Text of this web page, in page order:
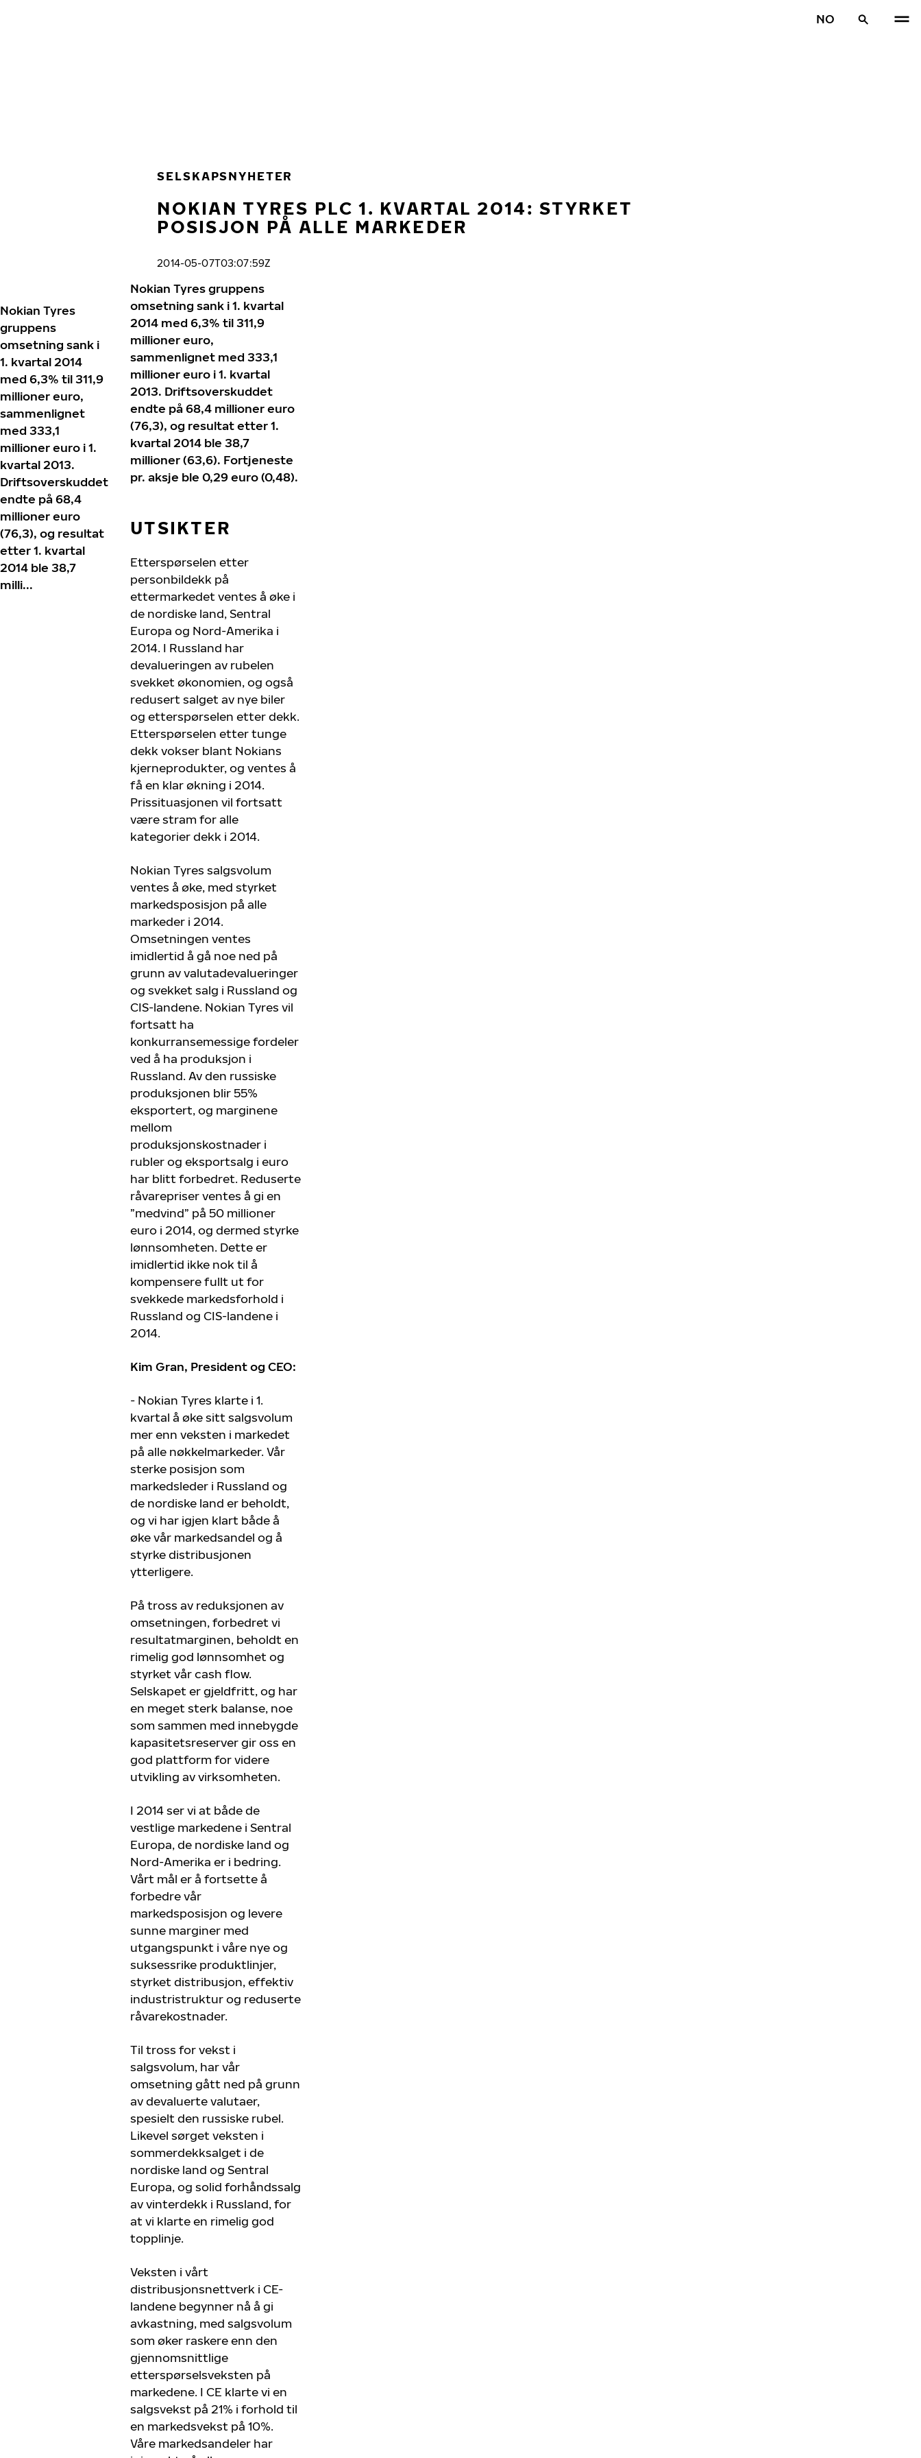
NO
SELSKAPSNYHETER
NOKIAN TYRES PLC 1. KVARTAL 2014: STYRKET
POSISJON PÅ ALLE MARKEDER
2014-05-07T03:07:59Z
Nokian Tyres
gruppens
omsetning sank i
1. kvartal 2014
med 6,3% til 311,9
millioner euro,
sammenlignet
med 333,1
millioner euro i 1.
kvartal 2013.
Driftsoverskuddet
endte på 68,4
millioner euro
(76,3), og resultat
etter 1. kvartal
2014 ble 38,7
milli...
Nokian Tyres gruppens
omsetning sank i 1. kvartal
2014 med 6,3% til 311,9
millioner euro,
sammenlignet med 333,1
millioner euro i 1. kvartal
2013. Driftsoverskuddet
endte på 68,4 millioner euro
(76,3), og resultat etter 1.
kvartal 2014 ble 38,7
millioner (63,6). Fortjeneste
pr. aksje ble 0,29 euro (0,48).
UTSIKTER
Etterspørselen etter
personbildekk på
ettermarkedet ventes å øke i
de nordiske land, Sentral
Europa og Nord-Amerika i
2014. I Russland har
devalueringen av rubelen
svekket økonomien, og også
redusert salget av nye biler
og etterspørselen etter dekk.
Etterspørselen etter tunge
dekk vokser blant Nokians
kjerneprodukter, og ventes å
få en klar økning i 2014.
Prissituasjonen vil fortsatt
være stram for alle
kategorier dekk i 2014.
Nokian Tyres salgsvolum
ventes å øke, med styrket
markedsposisjon på alle
markeder i 2014.
Omsetningen ventes
imidlertid å gå noe ned på
grunn av valutadevalueringer
og svekket salg i Russland og
CIS-landene. Nokian Tyres vil
fortsatt ha
konkurransemessige fordeler
ved å ha produksjon i
Russland. Av den russiske
produksjonen blir 55%
eksportert, og marginene
mellom
produksjonskostnader i
rubler og eksportsalg i euro
har blitt forbedret. Reduserte
råvarepriser ventes å gi en
”medvind” på 50 millioner
euro i 2014, og dermed styrke
lønnsomheten. Dette er
imidlertid ikke nok til å
kompensere fullt ut for
svekkede markedsforhold i
Russland og CIS-landene i
2014.
Kim Gran, President og CEO:
- Nokian Tyres klarte i 1.
kvartal å øke sitt salgsvolum
mer enn veksten i markedet
på alle nøkkelmarkeder. Vår
sterke posisjon som
markedsleder i Russland og
de nordiske land er beholdt,
og vi har igjen klart både å
øke vår markedsandel og å
styrke distribusjonen
ytterligere.
På tross av reduksjonen av
omsetningen, forbedret vi
resultatmarginen, beholdt en
rimelig god lønnsomhet og
styrket vår cash flow.
Selskapet er gjeldfritt, og har
en meget sterk balanse, noe
som sammen med innebygde
kapasitetsreserver gir oss en
god plattform for videre
utvikling av virksomheten.
I 2014 ser vi at både de
vestlige markedene i Sentral
Europa, de nordiske land og
Nord-Amerika er i bedring.
Vårt mål er å fortsette å
forbedre vår
markedsposisjon og levere
sunne marginer med
utgangspunkt i våre nye og
suksessrike produktlinjer,
styrket distribusjon, effektiv
industristruktur og reduserte
råvarekostnader.
Til tross for vekst i
salgsvolum, har vår
omsetning gått ned på grunn
av devaluerte valutaer,
spesielt den russiske rubel.
Likevel sørget veksten i
sommerdekksalget i de
nordiske land og Sentral
Europa, og solid forhåndssalg
av vinterdekk i Russland, for
at vi klarte en rimelig god
topplinje.
Veksten i vårt
distribusjonsnettverk i CE-
landene begynner nå å gi
avkastning, med salgsvolum
som øker raskere enn den
gjennomsnittlige
etterspørselsveksten på
markedene. I CE klarte vi en
salgsvekst på 21% i forhold til
en markedsvekst på 10%.
Våre markedsandeler har